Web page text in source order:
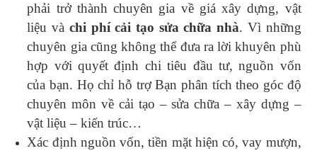
phải trở thành chuyên gia về giá xây dựng, vật
liệu và chi phí cải tạo sửa chữa nhà. Vì những
chuyên gia cũng không thể đưa ra lời khuyên phù
hợp với quyết định chi tiêu đầu tư, nguồn vốn
của bạn. Họ chỉ hỗ trợ Bạn phân tích theo góc độ
chuyên môn về cải tạo – sửa chữa – xây dựng –
vật liệu – kiến trúc…
Xác định nguồn vốn, tiền mặt hiện có, vay mượn,